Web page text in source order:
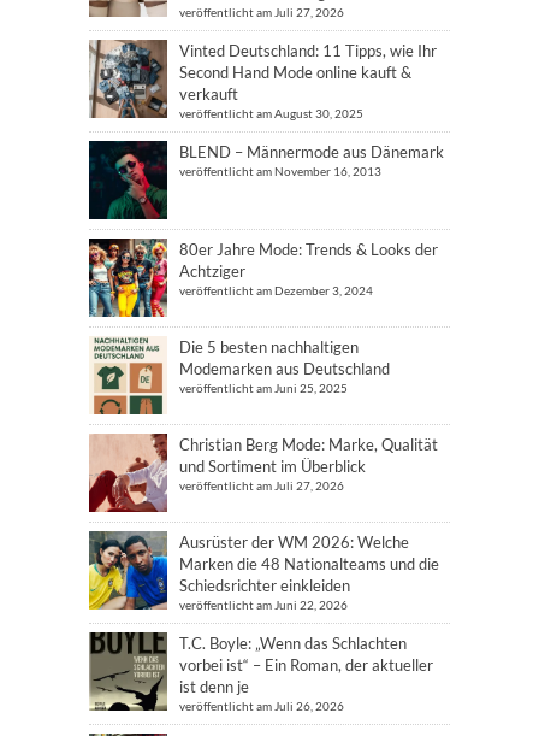
veröffentlicht am Juli 27, 2026
Vinted Deutschland: 11 Tipps, wie Ihr
Second Hand Mode online kauft &
verkauft
veröffentlicht am August 30, 2025
BLEND – Männermode aus Dänemark
veröffentlicht am November 16, 2013
80er Jahre Mode: Trends & Looks der
Achtziger
veröffentlicht am Dezember 3, 2024
Die 5 besten nachhaltigen
Modemarken aus Deutschland
veröffentlicht am Juni 25, 2025
Christian Berg Mode: Marke, Qualität
und Sortiment im Überblick
veröffentlicht am Juli 27, 2026
Ausrüster der WM 2026: Welche
Marken die 48 Nationalteams und die
Schiedsrichter einkleiden
veröffentlicht am Juni 22, 2026
T.C. Boyle: „Wenn das Schlachten
vorbei ist“ – Ein Roman, der aktueller
ist denn je
veröffentlicht am Juli 26, 2026